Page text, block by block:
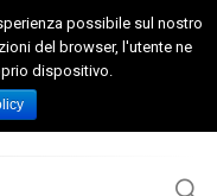
nella Capitanata
possibile sul nostro
del browser, l'utente ne
dispositivo.